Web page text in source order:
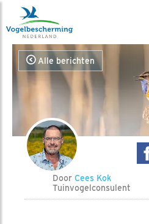
Alle berichten
DoorCees Kok
Tuinvogelconsulent